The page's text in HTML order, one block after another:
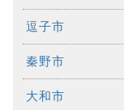
逗子市
秦野市
大和市